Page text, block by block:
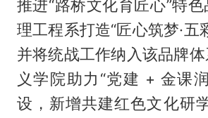
推进“路桥文化育匠心”特
理工程系打造“匠心筑梦·五
并将统战工作纳入该品牌
义学院助力“党建 + 金课
设，新增共建红色文化研